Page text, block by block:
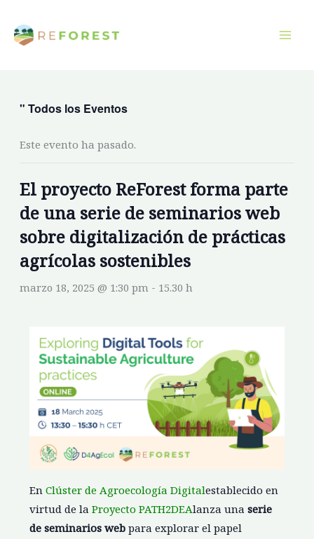
contenido
" Todos los Eventos
Este evento ha pasado.
El proyecto ReForest forma parte
de una serie de seminarios web
sobre digitalización de prácticas
agrícolas sostenibles
marzo 18, 2025 @ 1:30 pm- 15.30 h
EnClúster de Agroecología Digitalestablecido en
virtud de laProyecto PATH2DEAlanza unaserie
de seminarios web para explorar el papel